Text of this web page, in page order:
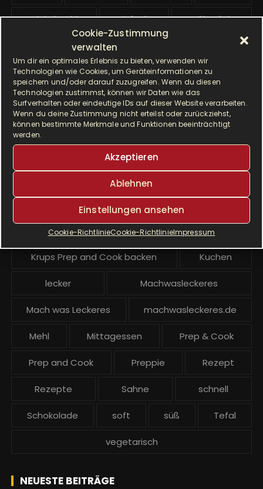
Cookie-Zustimmung
verwalten
Um dir ein optimales Erlebnis zu bieten, verwenden wir
Technologien wie Cookies, um Geräteinformationen zu
speichern und/oder darauf zuzugreifen. Wenn du diesen
Technologien zustimmst, können wir Daten wie das
Surfverhalten oder eindeutige IDs auf dieser Website verarbeiten.
Wenn du deine Zustimmung nicht erteilst oder zurückziehst,
können bestimmte Merkmale und Funktionen beeinträchtigt
werden.
Akzeptieren
Ablehnen
Einstellungen ansehen
Cookie-RichtlinieCookie-RichtlinieImpressum
ä
Dinkelmehl Einfach Frühstück
Hauptgericht Hefe Hefeteig
HP5031 HP 5031
I Prep & Cook Gourmet kochen
Krups Master Perfect Gourmet
Krups Prep & Cook
Krups Prep & Cook Rezepte
Krups Prep and Cook
Krups Prep and Cook backen Kuchen
lecker Machwasleckeres
Mach was Leckeres machwasleckeres.de
Mehl Mittagessen Prep & Cook
Prep and Cook Preppie Rezept
Rezepte Sahne schnell
Schokolade soft süß Tefal
vegetarisch
NEUESTE BEITRÄGE